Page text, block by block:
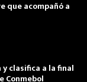
que acompañó a
clasifica a la final
Conmebol